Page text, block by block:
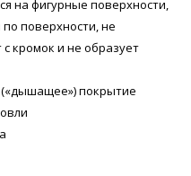
на фигурные поверхности,
поверхности, не
кромок и не образует
покрытие